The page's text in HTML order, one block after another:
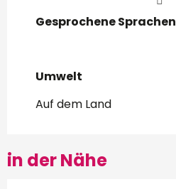
Gesprochene Sprachen
Gesprochene Sprachen
Umwelt
Umwelt
Auf dem Land
in der Nähe